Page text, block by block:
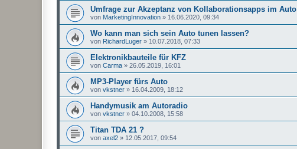
Umfrage zur Akzeptanz von Kollaborationsapps im Auto
von MarketingInnovation » 16.06.2020, 09:34
Wo kann man sich sein Auto tunen lassen?
von RichardLuger » 10.07.2018, 07:33
Elektronikbauteile für KFZ
von Carma » 26.05.2019, 16:01
MP3-Player fürs Auto
von vkstner » 16.04.2009, 18:12
Handymusik am Autoradio
von vkstner » 04.10.2008, 15:58
Titan TDA 21 ?
von axel2 » 12.05.2017, 09:54